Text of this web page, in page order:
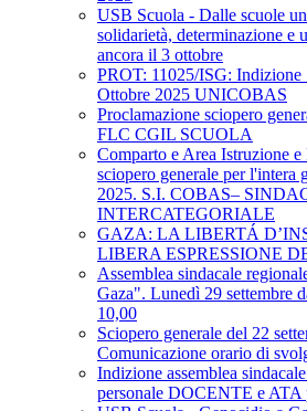
USB Scuola - Dalle scuole
solidarietà, determinazione e
ancora il 3 ottobre
PROT: 11025/ISG: Indizione
Ottobre 2025 UNICOBAS
Proclamazione sciopero
FLC CGIL SCUOLA
Comparto e Area Istruzione e
sciopero generale per l'intera
2025. S.I. COBAS–
INTERCATEGORIALE
GAZA: LA LIBERTÁ
LIBERA ESPRESSIONE
Assemblea sindacale
Gaza". Lunedì 29 settembre
10,00
Sciopero generale del 22
Comunicazione orario di
Indizione assemblea
personale DOCENTE e ATA